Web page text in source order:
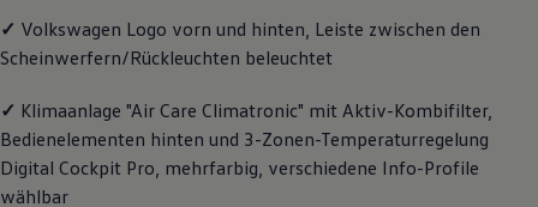
Motorenöl und Flüssigkeiten
Räder und Reifen
Pannen- und Unfallhilfe
Volkswagen Teile
Zubehör
Modellspezifisches Zubehör
Schutz und Pflege
✓ Volkswagen Logo vorn und hinten, Leiste zwischen den
Scheinwerfern/Rückleuchten beleuchtet
✓ Klimaanlage "Air Care Climatronic" mit Aktiv-Kombifilter,
Bedienelementen hinten und 3-Zonen-Temperaturregelung
Digital Cockpit Pro, mehrfarbig, verschiedene Info-Profile
wählbar